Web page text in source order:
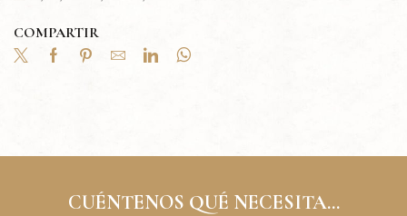
COMPARTIR
CUÉNTENOS QUÉ NECESITA...